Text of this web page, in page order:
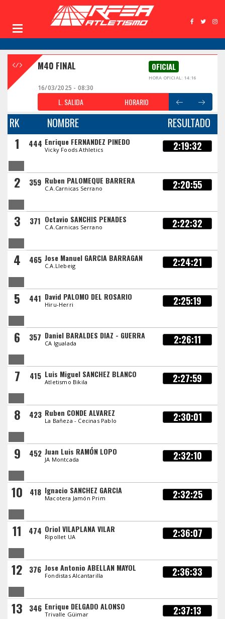
M40 FINAL OFICIAL
HORA OFICIAL: 14:16
16/03/2025 - 08:30
L. SALIDA HORARIO
RK NOMBRE RESULTADO
1 444 Enrique FERNANDEZ PINEDO
Vicky Foods Athletics 2:19:32
2 359 Ruben PALOMEQUE BARRERA
C.A.Carnicas Serrano 2:20:55
3 371 Octavio SANCHIS PENADES
C.A.Carnicas Serrano 2:22:32
4 465 Jose Manuel GARCIA BARRAGAN
C.A.Llebeig 2:24:21
5 441 David PALOMO DEL ROSARIO
Hiru-Herri 2:25:19
6 357 Daniel BARALDES DIAZ - GUERRA
CA Igualada 2:26:11
7 415 Luis Miguel SANCHEZ BLANCO
Atletismo Bikila 2:27:59
8 423 Ruben CONDE ALVAREZ
La Bañeza - Cecinas Pablo 2:30:01
9 452 Juan Luis RAMÓN LOPO
JA Montcada 2:32:10
10 418 Ignacio SANCHEZ GARCIA
Macotera Jamón Prim 2:32:25
11 474 Oriol VILAPLANA VILAR
Ripollet UA 2:36:07
12 376 Jose Antonio ABELLAN MAYOL
Fondistas Alcantarilla 2:36:33
13 346 Enrique DELGADO ALONSO
Trivalle Güimar 2:37:13